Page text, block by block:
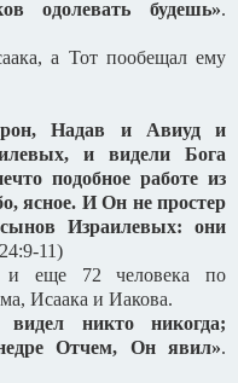
одолевать будешь».
а Тот пообещал ему
Надав и Авиуд и
и видели Бога
подобное работе из
ясное. И Он не простер
Израилевых: они
11)
и еще 72 человека по
Исаака и Иакова.
видел никто никогда;
Отчем, Он явил».